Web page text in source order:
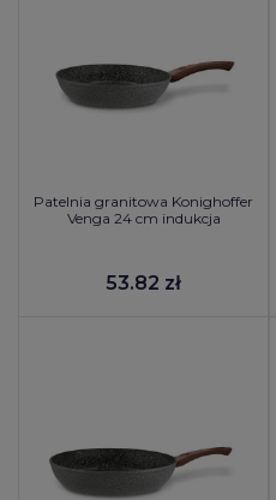
Patelnia granitowa Konighoffer
Venga 24 cm indukcja
53.82 zł